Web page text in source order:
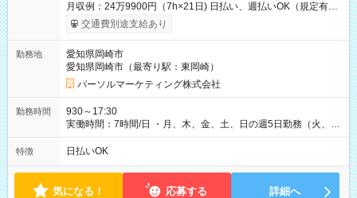
月収例：24万9900円（7h×21日) 日払い、週払いOK（規定有
り） 【試用期間】試用期間なし
交通費別途支給あり
勤務地
愛知県岡崎市
愛知県岡崎市（最寄り駅：東岡崎）
パーソルマーケティング株式会社
勤務時間
930～17:30
実働時間：7時間/日 ・月、木、金、土、日の週5日勤務（火、水
は固定休です／夏季、年末年始等、長期休暇有り！） ・ワンシ
フト！ 残業ほぼナシ（0～5h/月）
特徴 日払いOK
気になる！ 応募する 詳細へ